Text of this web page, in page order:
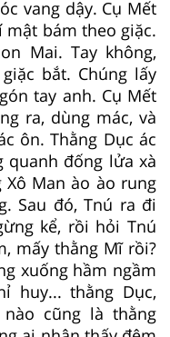
vang dậy. Cụ Mết
bám theo giặc.
Mai. Tay không,
bắt. Chúng lấy
tay anh. Cụ Mết
ra, dùng mác, và
ôn. Thằng Dục ác
quanh đống lửa xà
Man ào ào rung
Sau đó, Tnú ra đi
kể, rồi hỏi Tnú
mấy thằng Mĩ rồi?
xuống hầm ngầm
huy... thằng Dục,
cũng là thằng